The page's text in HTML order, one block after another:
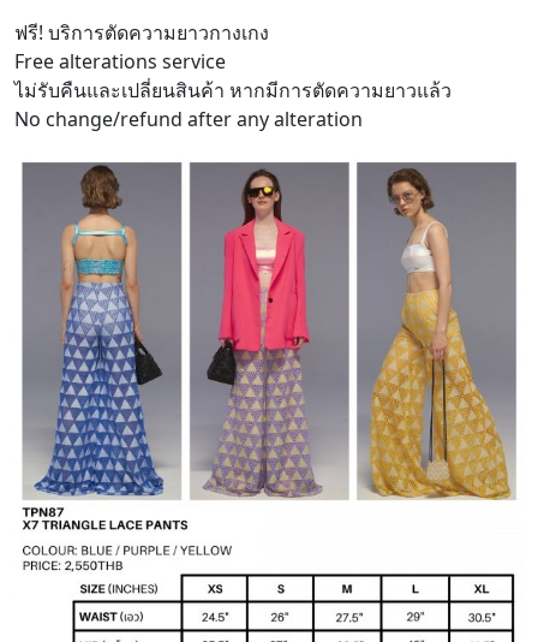
ฟรี! บริการตัดความยาวกางเกง
Free alterations service
ไม่รับคืนและเปลี่ยนสินค้า หากมีการตัดความยาวแล้ว
No change/refund after any alteration